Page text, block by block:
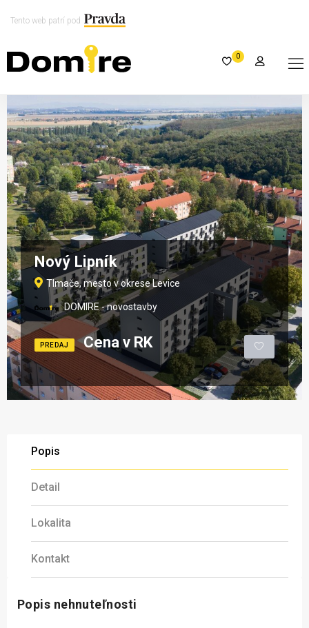
Tento web patrí pod
0
Nový Lipník
Tlmače, mesto v okrese Levice
DOMIRE - novostavby
PREDAJ Cena v RK
Popis
Detail
Lokalita
Kontakt
Popis nehnuteľnosti